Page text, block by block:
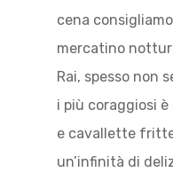
cena
mercatino
Rai, spesso non
i più coraggiosi
e cavallette
un’infinità di